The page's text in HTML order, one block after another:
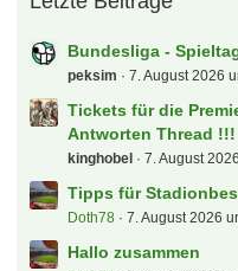
Letzte Beiträge
Bundesliga -
peksim 7. August 2026
Tickets für die
Antworten Thread !!!